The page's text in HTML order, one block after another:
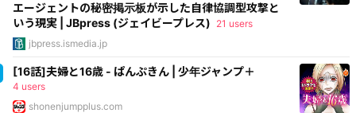
エージェントの秘密掲示板が示した自律協調型攻撃と
いう現実 | JBpress (ジェイビープレス) 21 users
jbpress.ismedia.jp
[16話]夫婦と16歳 - ぱんぷきん | 少年ジャンプ＋
4 users
shonenjumpplus.com